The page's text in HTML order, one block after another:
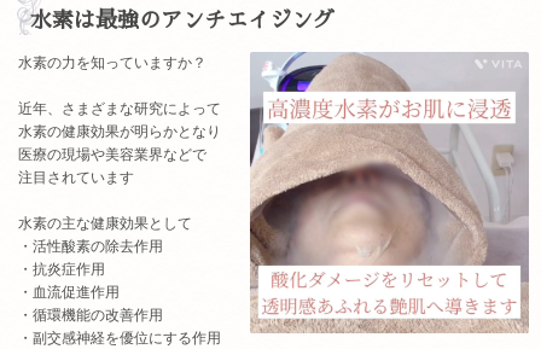
水素は最強のアンチエイジング
水素の力を知っていますか？
近年、さまざまな研究によって
水素の健康効果が明らかとなり
医療の現場や美容業界などで
注目されています
水素の主な健康効果として
・活性酸素の除去作用
・抗炎症作用
・血流促進作用
・循環機能の改善作用
・副交感神経を優位にする作用